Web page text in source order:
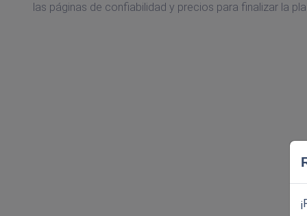
las páginas de confiabilidad y precios para finalizar la